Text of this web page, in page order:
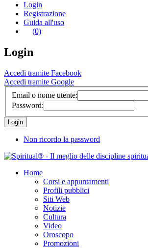
Login
Registrazione
Guida all'uso
(0)
Login
Accedi tramite Facebook
Accedi tramite Google
Email o nome utente:
Password:
Non ricordo la password
Home
Corsi e appuntamenti
Profili pubblici
Siti Web
Notizie
Cultura
Video
Oroscopo
Promozioni